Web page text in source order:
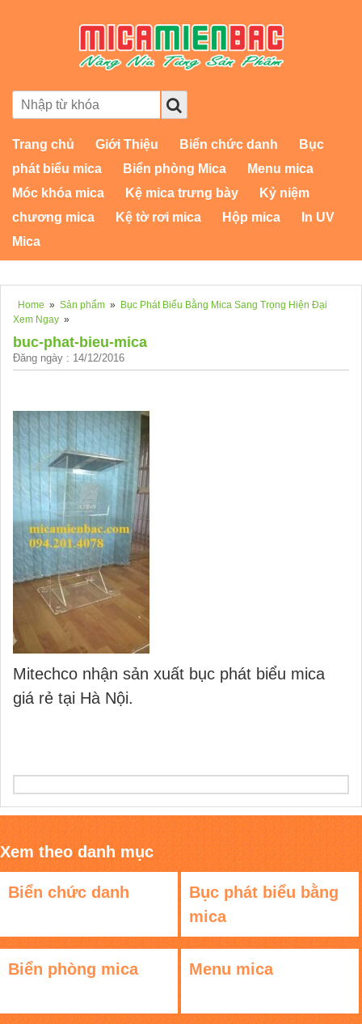
Trang chủ Giới Thiệu Biển chức danh
Bục
phát biểu mica
Biển phòng Mica
Menu mica
Móc khóa mica
Kệ mica trưng bày
Kỷ niệm
chương mica
Kệ tờ rơi mica Hộp mica
In UV
Mica
Home » Sản phẩm » Bục Phát Biểu Bằng Mica Sang Trọng Hiện Đại
Xem Ngay »
buc-phat-bieu-mica
Đăng ngày : 14/12/2016
Mitechco nhận sản xuất bục phát biểu mica
giá rẻ tại Hà Nội.
Xem theo danh mục
Biển chức danh
Bục phát biểu bằng
mica
Biển phòng mica Menu mica